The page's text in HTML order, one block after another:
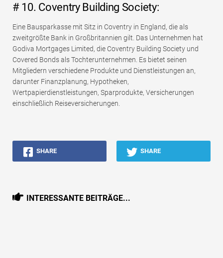
# 10. Coventry Building Society:
Eine Bausparkasse mit Sitz in Coventry in England, die als
zweitgrößte Bank in Großbritannien gilt. Das Unternehmen hat
Godiva Mortgages Limited, die Coventry Building Society und
Covered Bonds als Tochterunternehmen. Es bietet seinen
Mitgliedern verschiedene Produkte und Dienstleistungen an,
darunter Finanzplanung, Hypotheken,
Wertpapierdienstleistungen, Sparprodukte, Versicherungen
einschließlich Reiseversicherungen.
SHARE SHARE
INTERESSANTE BEITRÄGE...